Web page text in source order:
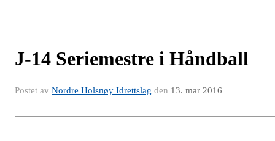
J-14 Seriemestre i Håndball
Postet av Nordre Holsnøy Idrettslag den 13. mar 2016